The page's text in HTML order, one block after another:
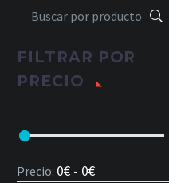
FILTRAR POR
PRECIO
Precio: 0€ - 0€